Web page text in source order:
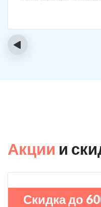
зарабатывать и
девушку и ей не
наркотикам. Пошел на
‹
Акции и
Скидка до